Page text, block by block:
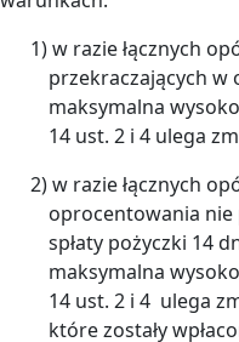
1) w razie łącznych
przekraczających w
maksymalna
14 ust. 2 i 4 ulega
2) w razie łącznych
oprocentowania nie
spłaty pożyczki 14
maksymalna
14 ust. 2 i 4 ulega
które zostały